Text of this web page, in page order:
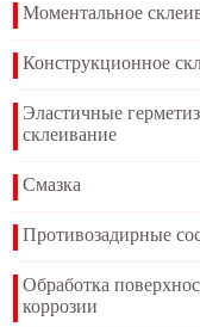
Моментальное
Конструкционное
Эластичные
склеивание
Смазка
Противозадирные
Обработка
коррозии